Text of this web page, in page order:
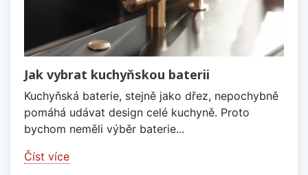
Jak vybrat kuchyňskou baterii
Kuchyňská baterie, stejně jako dřez, nepochybně
pomáhá udávat design celé kuchyně. Proto
bychom neměli výběr baterie...
Číst více